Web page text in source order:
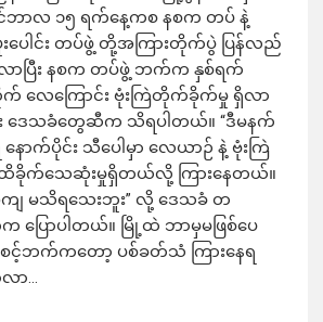
ာလ ၁၅ ရက်နေ့ကစ နစက တပ် နဲ့
းပေါင်း တပ်ဖွဲ့ တို့အကြားတိုက်ပွဲ ပြန်လည်
းလာပြီး နစက တပ်ဖွဲ့ ဘက်က နှစ်ရက်
လေကြောင်း ဗုံးကြဲတိုက်ခိုက်မှု ရှိလာ
း ဒေသခံတွေဆီက သိရပါတယ်။ “ဒီမနက်
နောက်ပိုင်း သီပေါမှာ လေယာဉ် နဲ့ ဗုံးကြဲ
ခိုက်သေဆုံးမှုရှိတယ်လို့ ကြားနေတယ်။
မသိရသေးဘူး” လို့ ဒေသခံ တ
ပြောပါတယ်။ မြို့ထဲ ဘာမှမဖြစ်ပေ
င့်ဘက်ကတော့ ပစ်ခတ်သံ ကြားနေရ
လာ…